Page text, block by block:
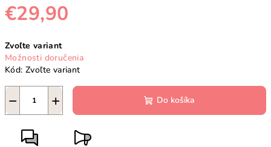
€29,90
cena:
Zvoľte variant
Možnosti doručenia
Kód: Zvoľte variant
+
− Do košíka